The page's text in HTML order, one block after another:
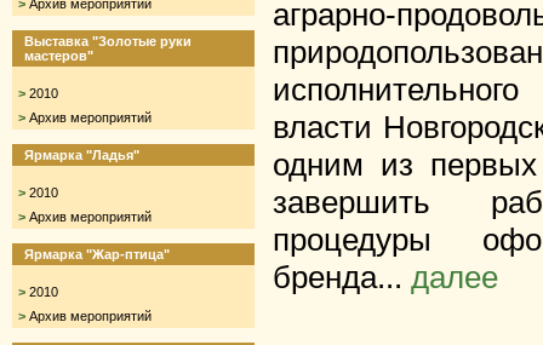
> Архив мероприятий
Выставка "Золотые руки
мастеров"
> 2010
> Архив мероприятий
Ярмарка "Ладья"
> 2010
> Архив мероприятий
Ярмарка "Жар-птица"
> 2010
> Архив мероприятий
аграрно-
власти
одним из
завершить
процедуры
бренда... далее